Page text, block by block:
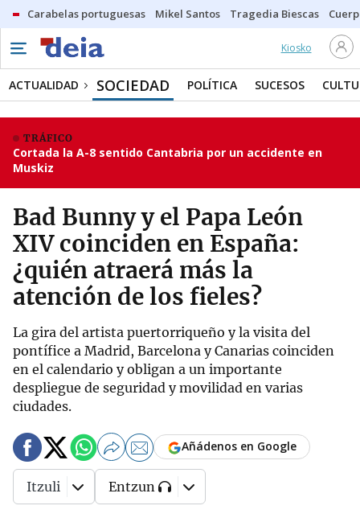
Carabelas portuguesas Mikel Santos Tragedia Biescas
Kiosko
ACTUALIDAD SOCIEDAD POLÍTICA SUCESOS
TRÁFICO
Cortada la A-8 sentido Cantabria por un accidente en
Muskiz
Bad Bunny y el Papa León
XIV coinciden en España:
¿quién atraerá más la
atención de los fieles?
La gira del artista puertorriqueño y la visita del
pontífice a Madrid, Barcelona y Canarias coinciden
en el calendario y obligan a un importante
despliegue de seguridad y movilidad en varias
ciudades.
Añádenos en Google
Itzuli Entzun